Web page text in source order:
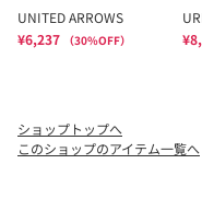
ショップトップへ
このショップのアイテム一覧へ